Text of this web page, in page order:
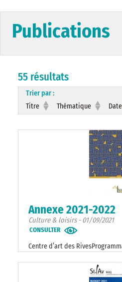
Publications
55 résultats
Trier par :
Titre
Thématique Date
Annexe 2021-2022
Culture & loisirs - 01/09/2021
CONSULTER
Centre d’art des